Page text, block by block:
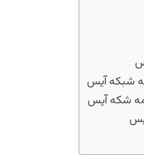
شبکه آیس
شکه آیس